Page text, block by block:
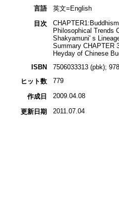
言語
英文=English
目次
Philosophical Trends
Shakyamuni' s
Summary CHAPTER
Heyday of Chinese
ISBN
7506033313 (pbk);
ヒット数
779
作成日 2009.04.08
更新日期 2011.07.04